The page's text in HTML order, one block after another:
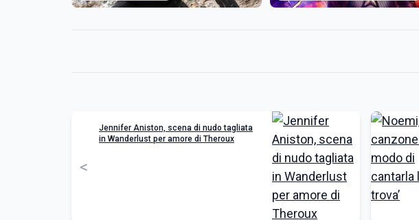
<
Jennifer Aniston, scena di nudo tagliata
in Wanderlust per amore di Theroux